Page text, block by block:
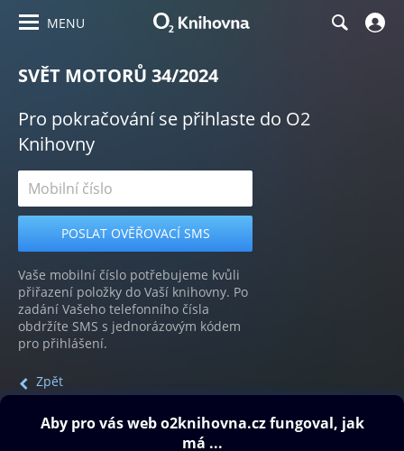
MENU
SVĚT MOTORŮ 34/2024
Pro pokračování se přihlaste do O2
Knihovny
Vaše mobilní číslo potřebujeme kvůli
přiřazení položky do Vaší knihovny. Po
zadání Vašeho telefonního čísla
obdržíte SMS s jednorázovým kódem
pro přihlášení.
Zpět